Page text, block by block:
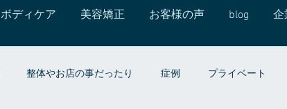
ボディケア 美容矯正 お客様の声 blog 企
整体やお店の事だったり 症例 プライベート